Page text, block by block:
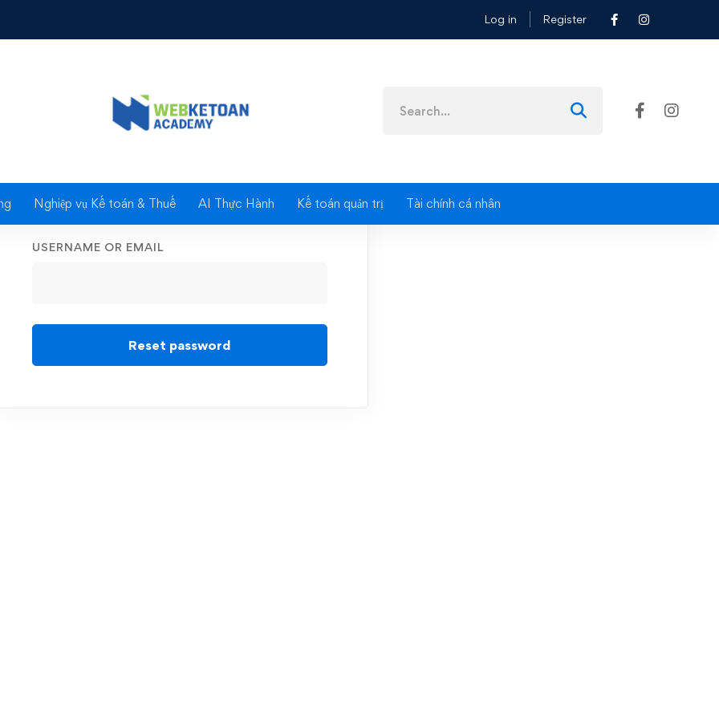
Log in Register
for:
Nghiệp vụ Kế toán & Thuế AI Thực Hành Kế toán quản trị Tài chính cá nhân
Lost your password?
Remember now?
Back to login
USERNAME OR EMAIL
Reset password